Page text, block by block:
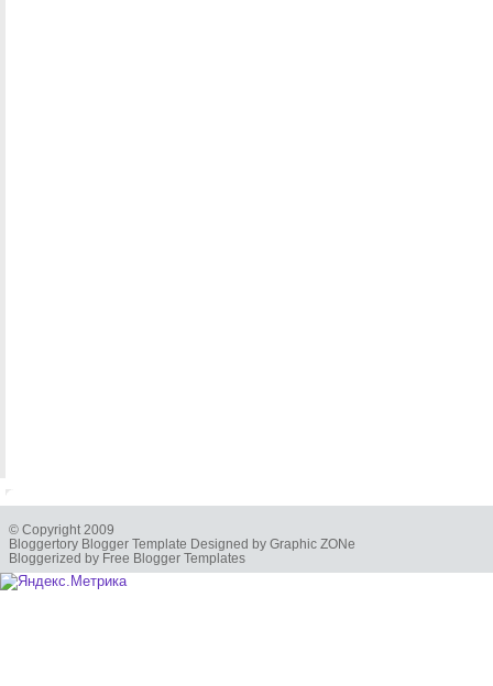
© Copyright 2009
Bloggertory Blogger Template Designed by Graphic ZONe
Bloggerized by Free Blogger Templates